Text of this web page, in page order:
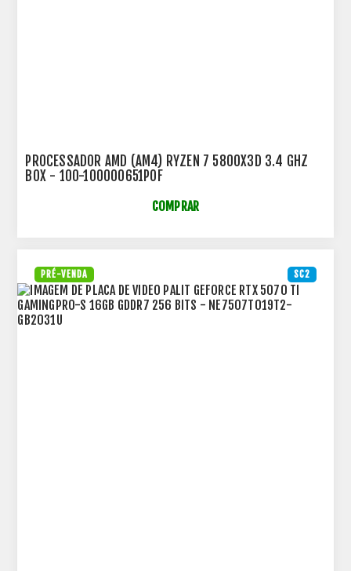
PROCESSADOR AMD (AM4) RYZEN 7 5800X3D 3.4 GHZ
BOX - 100-100000651POF
COMPRAR
SC2
PRÉ-VENDA